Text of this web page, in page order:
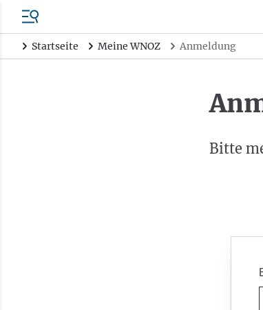
Startseite Meine WNOZ Anmeldung
Bitte